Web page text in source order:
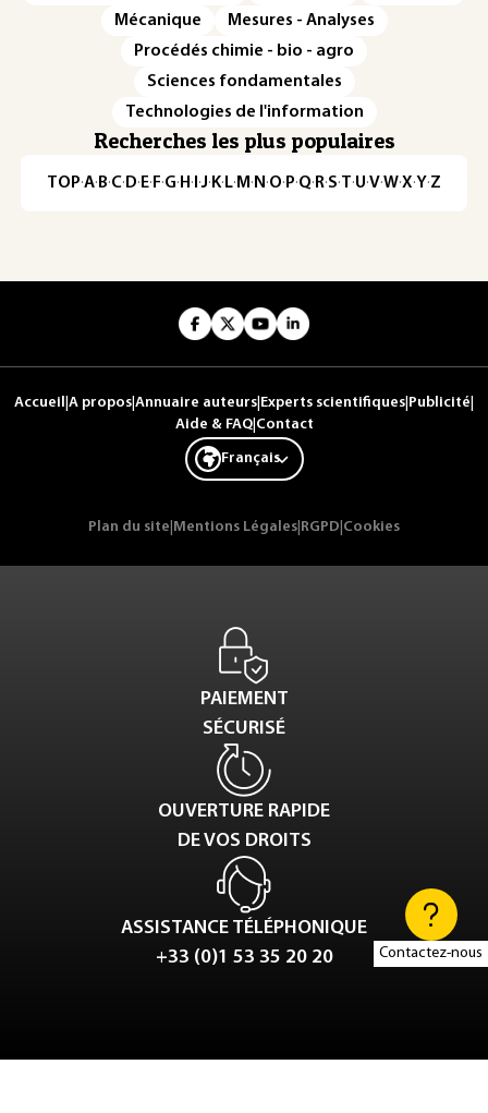
Contactez-nous
Mécanique
Mesures - Analyses
Procédés chimie - bio - agro
Sciences fondamentales
Technologies de l'information
Recherches les plus populaires
TOP·A·B·C· D· E· F·G· H · ·J· K· L· M · N ·O· P·Q· R·S·T·U·V·W·X·Y·Z
Accueil A propos Annuaire auteurs Experts scientifiques Publicité
Aide & FAQ| Contact
Français
Plan du site Mentions Légales RGPD Cookies
PAIEMENT
SÉCURISÉ
OUVERTURE RAPIDE
DE VOS DROITS
ASSISTANCE TÉLÉPHONIQUE
+33 (0)1 53 35 20 20